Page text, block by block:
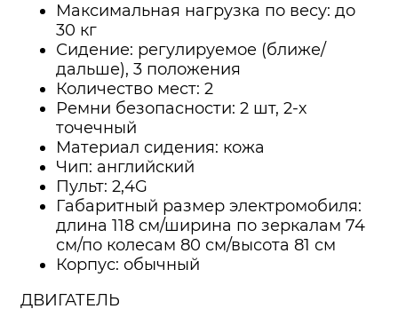
Максимальная нагрузка по весу: до
30 кг
Сидение: регулируемое (ближе/
дальше), 3 положения
Количество мест: 2
Ремни безопасности: 2 шт, 2-х
точечный
Материал сидения: кожа
Чип: английский
Пульт: 2,4G
Габаритный размер электромобиля:
длина 118 см/ширина по зеркалам 74
см/по колесам 80 см/высота 81 см
Корпус: обычный
ДВИГАТЕЛЬ